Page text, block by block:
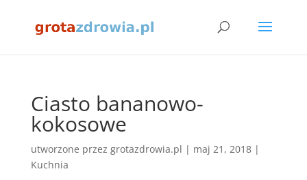
Ciasto bananowo-
kokosowe
utworzone przez grotazdrowia.pl | maj 21, 2018|
Kuchnia